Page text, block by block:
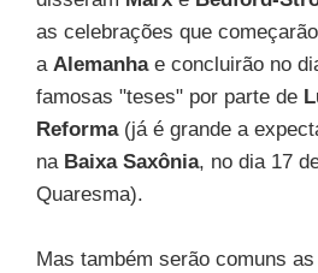
as celebrações que
a Alemanhae concluirão no
famosas "teses" por parte de
Reforma(já é grande a
na Baixa Saxônia, no dia 17
Quaresma).
Mas também serão comuns